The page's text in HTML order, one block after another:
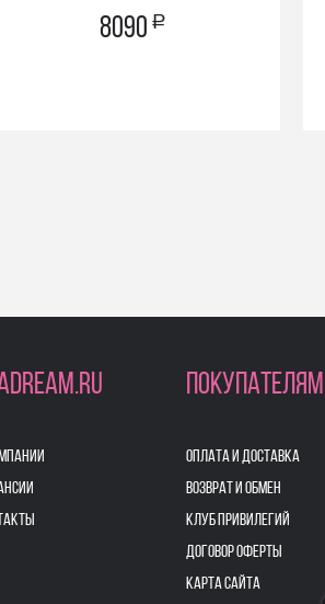
8090 a
ПОКУПАТЕЛЯМ
ОПЛАТА И ДОСТАВКА
ВОЗВРАТ И ОБМЕН
КЛУБ ПРИВИЛЕГИЙ
ДОГОВОР ОФЕРТЫ
КАРТА САЙТА